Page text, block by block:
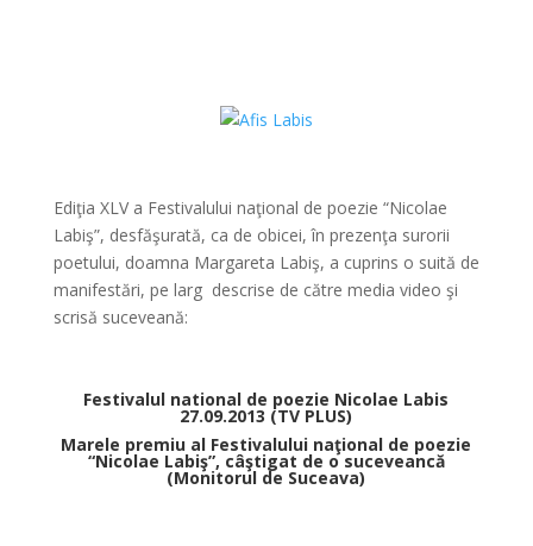
Ediţia XLV a Festivalului naţional de poezie “Nicolae
Labiş”, desfăşurată, ca de obicei, în prezenţa surorii
poetului, doamna Margareta Labiş, a cuprins o suită de
manifestări, pe larg descrise de către media video şi
scrisă suceveană:
Festivalul national de poezie Nicolae Labis
27.09.2013 (TV PLUS)
Marele premiu al Festivalului naţional de poezie
“Nicolae Labiş”, câştigat de o suceveancă
(Monitorul de Suceava)